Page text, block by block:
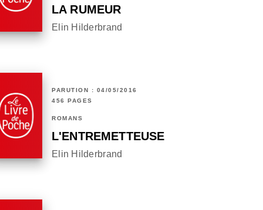
LA RUMEUR
Elin Hilderbrand
PARUTION : 04/05/2016
456 PAGES
ROMANS
L'ENTREMETTEUSE
Elin Hilderbrand